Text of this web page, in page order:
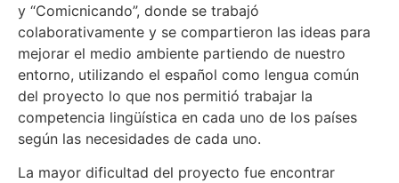
y “Comicnicando”, donde se trabajó
colaborativamente y se compartieron las ideas para
mejorar el medio ambiente partiendo de nuestro
entorno, utilizando el español como lengua común
del proyecto lo que nos permitió trabajar la
competencia lingüística en cada uno de los países
según las necesidades de cada uno.
La mayor dificultad del proyecto fue encontrar